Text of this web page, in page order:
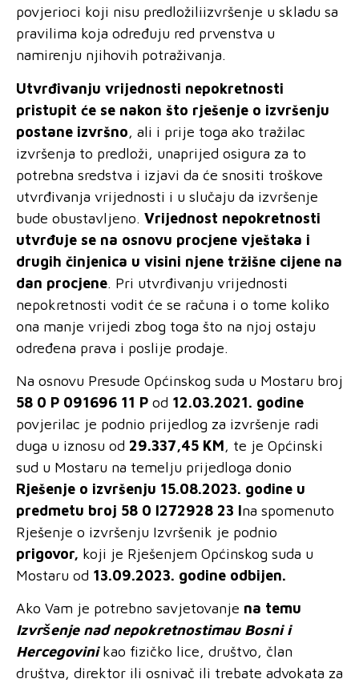
povjerioci koji nisu predložiliizvršenje u skladu sa
pravilima koja određuju red prvenstva u
namirenju njihovih potraživanja.
Utvrđivanju vrijednosti nepokretnosti
pristupit će se nakon što rješenje o izvršenju
postane izvršno, ali i prije toga ako tražilac
izvršenja to predloži, unaprijed osigura za to
potrebna sredstva i izjavi da će snositi troškove
utvrđivanja vrijednosti i u slučaju da izvršenje
bude obustavljeno. Vrijednost nepokretnosti
utvrđuje se na osnovu procjene vještaka i
drugih činjenica u visini njene tržišne cijene na
dan procjene. Pri utvrđivanju vrijednosti
nepokretnosti vodit će se računa i o tome koliko
ona manje vrijedi zbog toga što na njoj ostaju
određena prava i poslije prodaje.
Na osnovu Presude Općinskog suda u Mostaru broj
58 0 P 091696 11 P od 12.03.2021. godine
povjerilac je podnio prijedlog za izvršenje radi
duga u iznosu od 29.337,45 KM, te je Općinski
sud u Mostaru na temelju prijedloga donio
Rješenje o izvršenju 15.08.2023. godine u
predmetu broj 58 0 I272928 23 Ina spomenuto
Rješenje o izvršenju Izvršenik je podnio
prigovor, koji je Rješenjem Općinskog suda u
Mostaru od 13.09.2023. godine odbijen.
Ako Vam je potrebno savjetovanje na temu
Izvršenjenad nepokretnostimau Bosni i
Hercegovini kao fizičko lice, društvo, član
društva, direktor ili osnivač ili trebate advokata za